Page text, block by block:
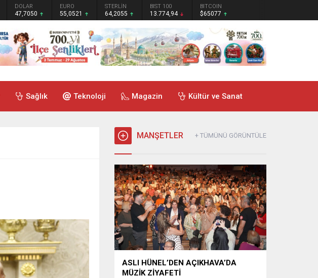
DOLAR
47,7050
EURO
55,0521
STERLİN
64,2055
BIST 100
13.774,94
BITCOIN
$65077
Sağlık Teknoloji Magazin Kültür ve Sanat
MANŞETLER + TÜMÜNÜ GÖRÜNTÜLE
ASLI HÜNEL’DEN AÇIKHAVA’DA
MÜZİK ZİYAFETİ